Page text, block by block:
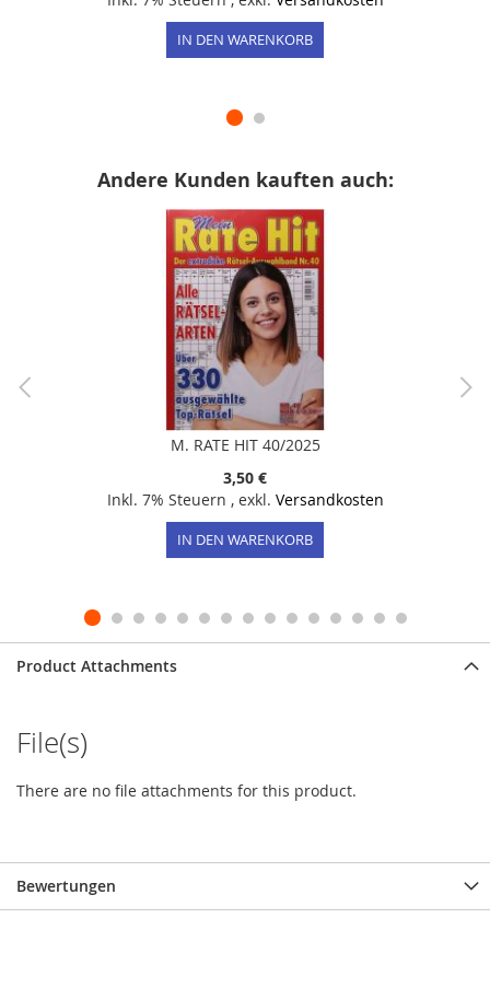
IN DEN WARENKORB
Andere Kunden kauften auch:
M. RATE HIT 40/2025
3,50 €
Inkl. 7% Steuern , exkl. Versandkosten
IN DEN WARENKORB
Product Attachments
File(s)
There are no file attachments for this product.
Bewertungen